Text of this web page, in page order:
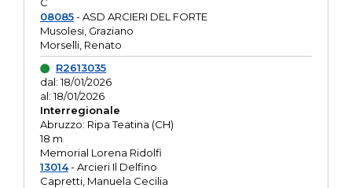
08085- ASD ARCIERI DEL FORTE
Musolesi, Graziano
Morselli, Renato
R2613035
dal: 18/01/2026
al: 18/01/2026
Interregionale
Abruzzo: Ripa Teatina (CH)
18 m
Memorial Lorena Ridolfi
13014- Arcieri Il Delfino
Capretti, Manuela Cecilia